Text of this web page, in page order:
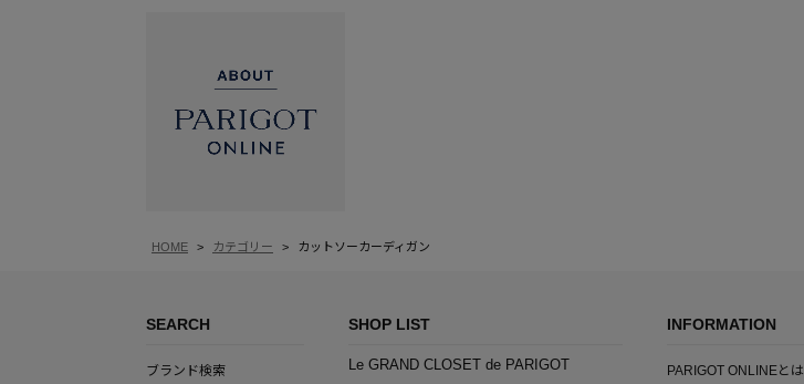
HOME カテゴリー カットソーカーディガン
SEARCH
ブランド検索
SHOP LIST
Le GRAND CLOSET de PARIGOT
INFORMATION
PARIGOT ONLINEとは